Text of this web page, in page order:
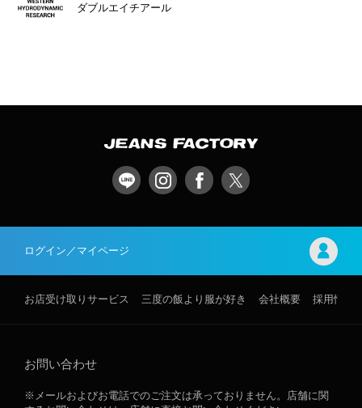
ダブルエイチアール
ログイン／マイページ
お店受け取りサービス 三度の飯より服が好き 会社概要 採用情報
お問い合わせ
※メールおよびお電話でのご注文は承っておりません。店舗に関